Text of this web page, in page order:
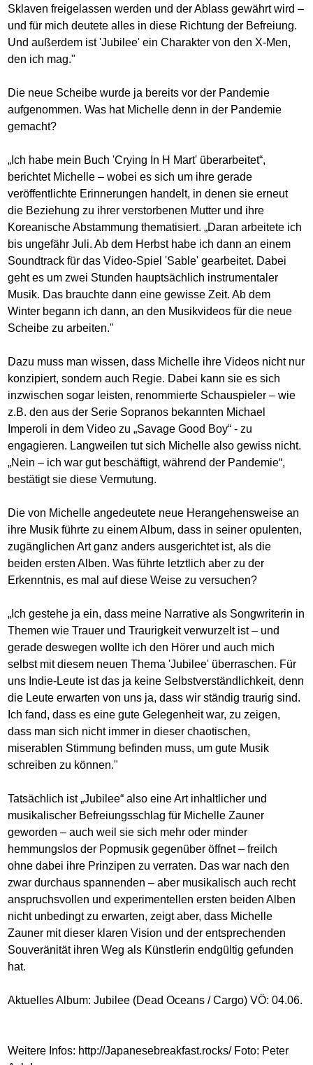
Sklaven freigelassen werden und der Ablass gewährt wird –
und für mich deutete alles in diese Richtung der Befreiung.
Und außerdem ist 'Jubilee' ein Charakter von den X-Men,
den ich mag."
Die neue Scheibe wurde ja bereits vor der Pandemie
aufgenommen. Was hat Michelle denn in der Pandemie
gemacht?
„Ich habe mein Buch 'Crying In H Mart' überarbeitet“,
berichtet Michelle – wobei es sich um ihre gerade
veröffentlichte Erinnerungen handelt, in denen sie erneut
die Beziehung zu ihrer verstorbenen Mutter und ihre
Koreanische Abstammung thematisiert. „Daran arbeitete ich
bis ungefähr Juli. Ab dem Herbst habe ich dann an einem
Soundtrack für das Video-Spiel 'Sable' gearbeitet. Dabei
geht es um zwei Stunden hauptsächlich instrumentaler
Musik. Das brauchte dann eine gewisse Zeit. Ab dem
Winter begann ich dann, an den Musikvideos für die neue
Scheibe zu arbeiten."
Dazu muss man wissen, dass Michelle ihre Videos nicht nur
konzipiert, sondern auch Regie. Dabei kann sie es sich
inzwischen sogar leisten, renommierte Schauspieler – wie
z.B. den aus der Serie Sopranos bekannten Michael
Imperoli in dem Video zu „Savage Good Boy“ - zu
engagieren. Langweilen tut sich Michelle also gewiss nicht.
„Nein – ich war gut beschäftigt, während der Pandemie“,
bestätigt sie diese Vermutung.
Die von Michelle angedeutete neue Herangehensweise an
ihre Musik führte zu einem Album, dass in seiner opulenten,
zugänglichen Art ganz anders ausgerichtet ist, als die
beiden ersten Alben. Was führte letztlich aber zu der
Erkenntnis, es mal auf diese Weise zu versuchen?
„Ich gestehe ja ein, dass meine Narrative als Songwriterin in
Themen wie Trauer und Traurigkeit verwurzelt ist – und
gerade deswegen wollte ich den Hörer und auch mich
selbst mit diesem neuen Thema 'Jubilee' überraschen. Für
uns Indie-Leute ist das ja keine Selbstverständlichkeit, denn
die Leute erwarten von uns ja, dass wir ständig traurig sind.
Ich fand, dass es eine gute Gelegenheit war, zu zeigen,
dass man sich nicht immer in dieser chaotischen,
miserablen Stimmung befinden muss, um gute Musik
schreiben zu können."
Tatsächlich ist „Jubilee“ also eine Art inhaltlicher und
musikalischer Befreiungsschlag für Michelle Zauner
geworden – auch weil sie sich mehr oder minder
hemmungslos der Popmusik gegenüber öffnet – freilch
ohne dabei ihre Prinzipen zu verraten. Das war nach den
zwar durchaus spannenden – aber musikalisch auch recht
anspruchsvollen und experimentellen ersten beiden Alben
nicht unbedingt zu erwarten, zeigt aber, dass Michelle
Zauner mit dieser klaren Vision und der entsprechenden
Souveränität ihren Weg als Künstlerin endgültig gefunden
hat.
Aktuelles Album: Jubilee (Dead Oceans / Cargo) VÖ: 04.06.
Weitere Infos: http://Japanesebreakfast.rocks/ Foto: Peter